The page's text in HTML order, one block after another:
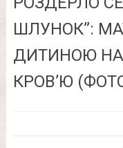
ШЛУНОК”:
ДИТИНОЮ НА
КРОВ’Ю